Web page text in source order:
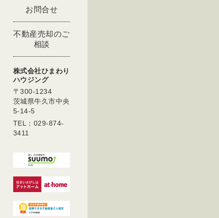
お問合せ
不動産売却のご
相談
株式会社ひまわり
ハウジング
〒300-1234
茨城県牛久市中央
5-14-5
TEL：029-874-
3411